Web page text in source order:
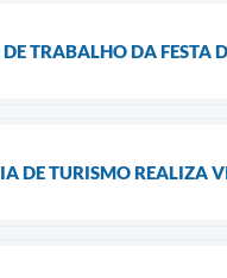
TRABALHO DA FESTA
DE TURISMO REALIZA